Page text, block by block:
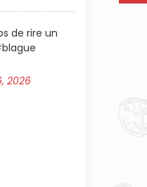
JOURNÉE
de rire un
2026